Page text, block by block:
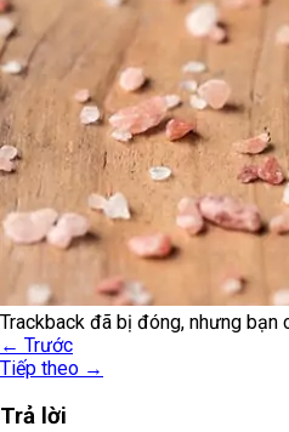
Trackback đã bị đóng, nhưng bạn
← Trước
Tiếp theo →
Trả lời